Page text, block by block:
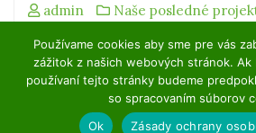
admin Naše posledné
Používame cookies aby sme pre vás
zážitok z našich webových stránok.
používaní tejto stránky budeme
so spracovaním súborov
Ok
Zásady ochrany